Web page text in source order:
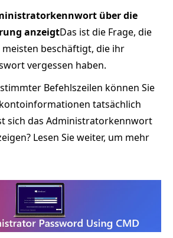
über die
anzeigtDas ist die Frage, die
meisten beschäftigt, die ihr
vergessen haben.
Befehlszeilen können Sie
tatsächlich
sich das Administratorkennwort
Lesen Sie weiter, um mehr